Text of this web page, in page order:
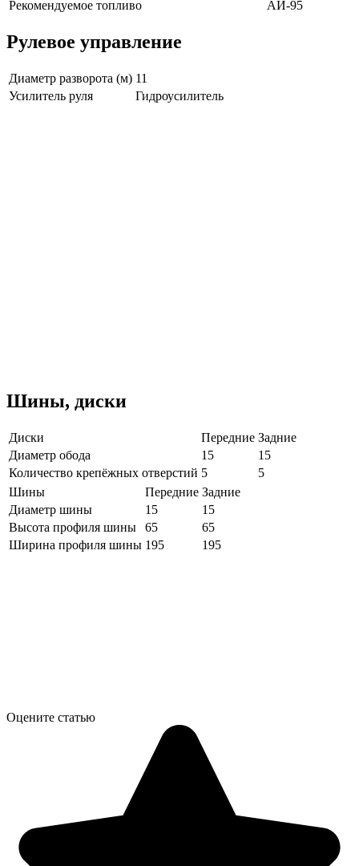
Рекомендуемое топливо АИ-95
Рулевое управление
Диаметр разворота (м) 11
Усилитель руля
Гидроусилитель
Шины, диски
Диски Передние Задние
Диаметр обода
15
15
Количество крепёжных отверстий 5
5
Шины
Передние Задние
Диаметр шины
15
15
Высота профиля шины
65
65
Ширина профиля шины 195 195
Оцените статью